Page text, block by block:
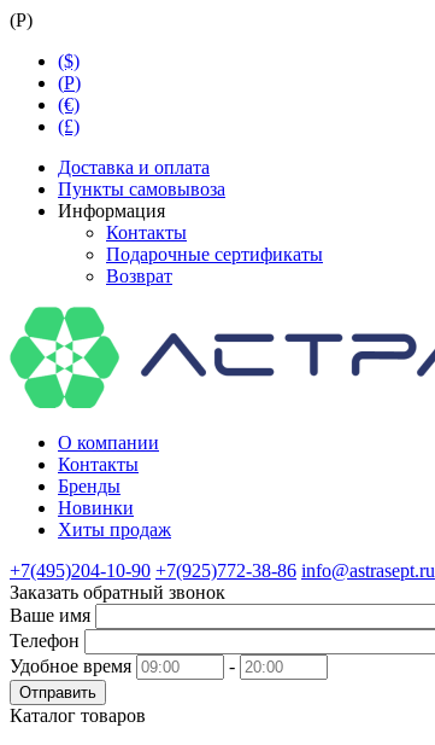
(Р)
($)
(Р)
(€)
(£)
Доставка и оплата
Пункты самовывоза
Информация
Контакты
Подарочные сертификаты
Возврат
О компании
Контакты
Бренды
Новинки
Хиты продаж
+7(495)204-10-90 +7(925)772-38-86 info@astrasept.ru
Заказать обратный звонок
Ваше имя
Телефон
Удобное время
-
Отправить
Каталог товаров